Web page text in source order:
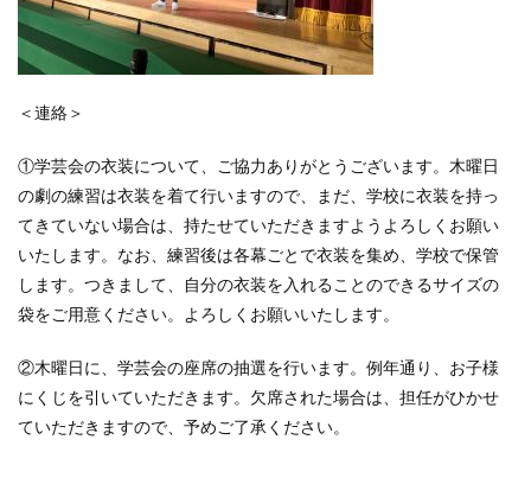
＜連絡＞
①学芸会の衣装について、ご協力ありがとうございます。木曜日
の劇の練習は衣装を着て行いますので、まだ、学校に衣装を持っ
てきていない場合は、持たせていただきますようよろしくお願い
いたします。なお、練習後は各幕ごとで衣装を集め、学校で保管
します。つきまして、自分の衣装を入れることのできるサイズの
袋をご用意ください。よろしくお願いいたします。
②木曜日に、学芸会の座席の抽選を行います。例年通り、お子様
にくじを引いていただきます。欠席された場合は、担任がひかせ
ていただきますので、予めご了承ください。